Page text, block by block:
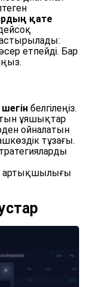
қате
етпейді. Бар
белгілеңіз.
ұяшықтар
ойналатын
тұзағы.
артықшылығы